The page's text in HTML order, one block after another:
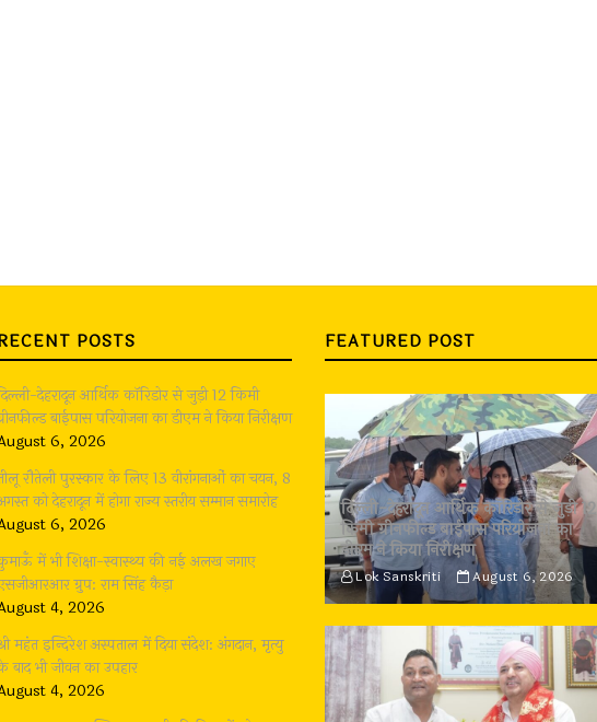
POSTS
देहरादून आर्थिक कॉरिडोर से जुड़ी 12 किमी
बाईपास परियोजना का डीएम ने किया निरीक्षण
6, 2026
रौतेली पुरस्कार के लिए 13 वीरांगनाओं का चयन, 8
को देहरादून में होगा राज्य स्तरीय सम्मान समारोह
6, 2026
में भी शिक्षा-स्वास्थ्य की नई अलख जगाए
ग्रुप: राम सिंह कैड़ा
4, 2026
महंत इन्दिरेश अस्पताल में दिया संदेश: अंगदान, मृत्यु
बाद भी जीवन का उपहार
4, 2026
FEATURED POST
दिल्ली-देहरादून आर्थिक कॉरिडोर से जुड़ी 12
किमी ग्रीनफील्ड बाईपास परियोजना का
डीएम ने किया निरीक्षण
Lok Sanskriti August 6, 2026